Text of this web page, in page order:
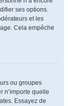
ses options.
et les
Cela empêche
ou groupes
n’importe quelle
Essayez de